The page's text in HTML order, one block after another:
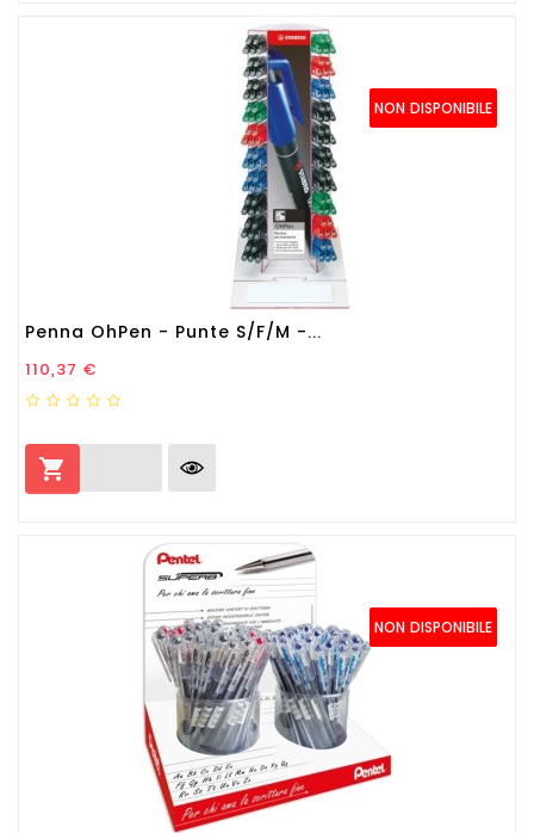
NON DISPONIBILE
Penna OhPen - Punte S/F/M -...
Prezzo
110,37 €

NON DISPONIBILE